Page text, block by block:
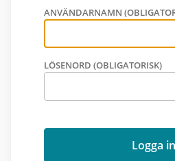
ANVÄNDARNAMN
LÖSENORD (OBLIGATORISK)
Logga in